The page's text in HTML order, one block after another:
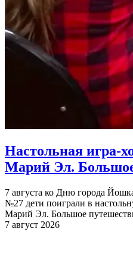
Настольная игра-
Марий Эл.
7 августа ко Дню города
№27 дети поиграли в
Марий Эл. Большое
7 август 2026